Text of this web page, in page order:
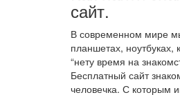
сайт.
В современном мире
планшетах,
“нету время на
Бесплатный сайт
человечка. С которым